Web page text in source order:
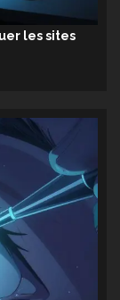
les sites